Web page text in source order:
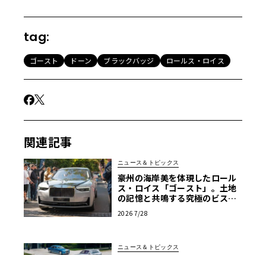
tag:
ゴースト ドーン ブラックバッジ ロールス・ロイス
関連記事
ニュース＆トピックス
豪州の海岸美を体現したロール
ス・ロイス「ゴースト」。土地
の記憶と共鳴する究極のビスポ
2026 7/28
ニュース＆トピックス